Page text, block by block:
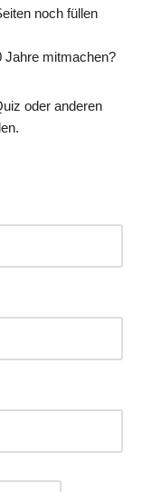
noch füllen
Jahre mitmachen?
oder anderen